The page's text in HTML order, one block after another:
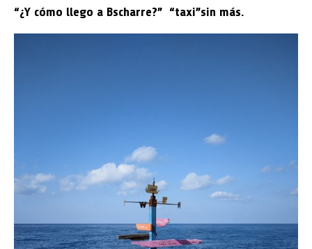
“¿Y cómo llego a Bscharre?” “taxi”sin más.